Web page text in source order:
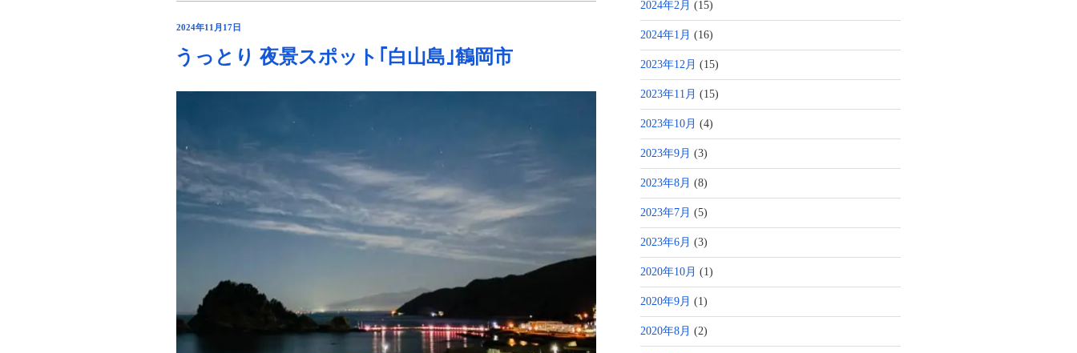
か
花
あ
は
な
ご
ろ｣
投
日:
2024年11月17日
うっとり 夜景スポット｢白山島｣鶴岡市
2024年2月 (15)
2024年1月 (16)
2023年12月 (15)
2023年11月 (15)
2023年10月 (4)
2023年9月 (3)
2023年8月 (8)
2023年7月 (5)
2023年6月 (3)
2020年10月 (1)
2020年9月 (1)
2020年8月 (2)